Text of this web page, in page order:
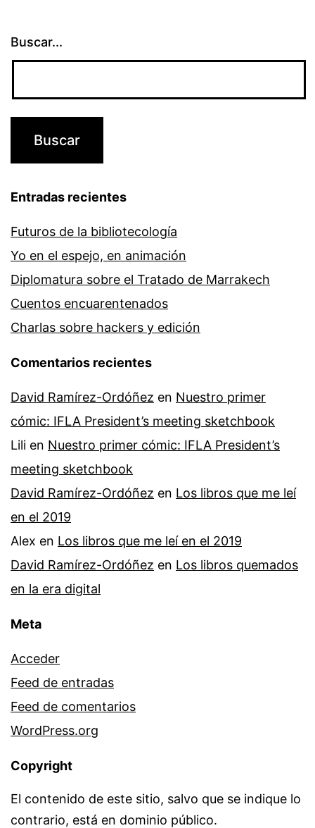
Buscar...
Entradas recientes
Futuros de la bibliotecología
Yo en el espejo, en animación
Diplomatura sobre el Tratado de Marrakech
Cuentos encuarentenados
Charlas sobre hackers y edición
Comentarios recientes
David Ramírez-Ordóñez en Nuestro primer
cómic: IFLA President’s meeting sketchbook
Lili en Nuestro primer cómic: IFLA President’s
meeting sketchbook
David Ramírez-Ordóñez en Los libros que me leí
en el 2019
Alex en Los libros que me leí en el 2019
David Ramírez-Ordóñez en Los libros quemados
en la era digital
Meta
Acceder
Feed de entradas
Feed de comentarios
WordPress.org
Copyright
El contenido de este sitio, salvo que se indique lo
contrario, está en dominio público.